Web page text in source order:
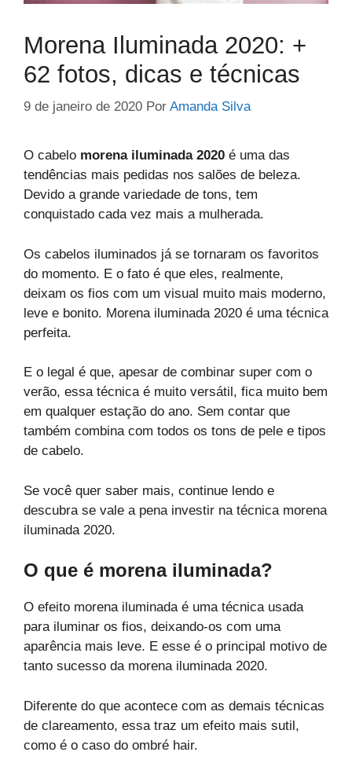
Morena Iluminada 2020: +
62 fotos, dicas e técnicas
9 de janeiro de 2020 Por Amanda Silva
O cabelo morena iluminada 2020 é uma das
tendências mais pedidas nos salões de beleza.
Devido a grande variedade de tons, tem
conquistado cada vez mais a mulherada.
Os cabelos iluminados já se tornaram os favoritos
do momento. E o fato é que eles, realmente,
deixam os fios com um visual muito mais moderno,
leve e bonito. Morena iluminada 2020 é uma técnica
perfeita.
E o legal é que, apesar de combinar super com o
verão, essa técnica é muito versátil, fica muito bem
em qualquer estação do ano. Sem contar que
também combina com todos os tons de pele e tipos
de cabelo.
Se você quer saber mais, continue lendo e
descubra se vale a pena investir na técnica morena
iluminada 2020.
O que é morena iluminada?
O efeito morena iluminada é uma técnica usada
para iluminar os fios, deixando-os com uma
aparência mais leve. E esse é o principal motivo de
tanto sucesso da morena iluminada 2020.
Diferente do que acontece com as demais técnicas
de clareamento, essa traz um efeito mais sutil,
como é o caso do ombré hair.